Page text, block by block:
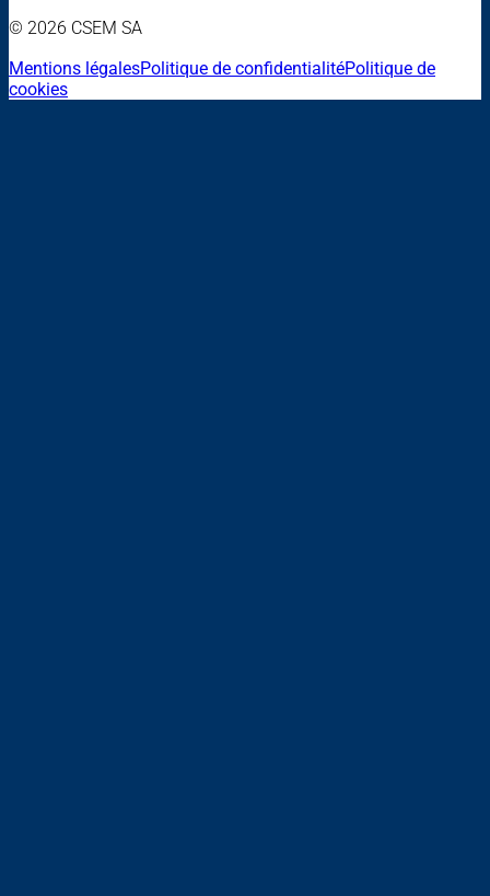
© 2026 CSEM SA
Mentions légalesPolitique de confidentialitéPolitique de
cookies